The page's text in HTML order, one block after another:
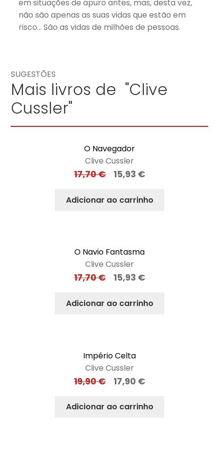
em situações de apuro antes, mas, desta vez,
não são apenas as suas vidas que estão em
risco… São as vidas de milhões de pessoas.
SUGESTÕES
Mais livros de "Clive
Cussler"
O Navegador
Clive Cussler
17,70€ 15,93 €
Adicionar ao carrinho
O Navio Fantasma
Clive Cussler
17,70€ 15,93 €
Adicionar ao carrinho
Império Celta
Clive Cussler
19,90€ 17,90 €
Adicionar ao carrinho